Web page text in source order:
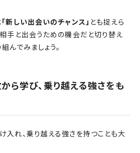
新しい出会いのチャンス」 とも捉えら
手と出会うための機会だと切り替え
んでみましょう。
ら学び、乗り越える強さをも
入れ、乗り越える強さを持つことも大